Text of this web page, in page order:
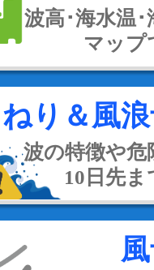
波高･海水温･
マップ
り＆風
波の特徴や危
10日先ま